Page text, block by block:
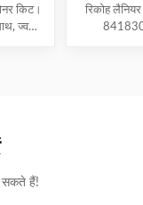
किट।
ज्वलंत
रिकोह
841830
सकते हैं!